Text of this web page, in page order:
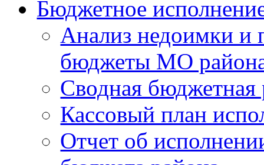
Бюджетное
Анализ недоимки и
бюджеты МО
Сводная бюджетная
Кассовый план
Отчет об